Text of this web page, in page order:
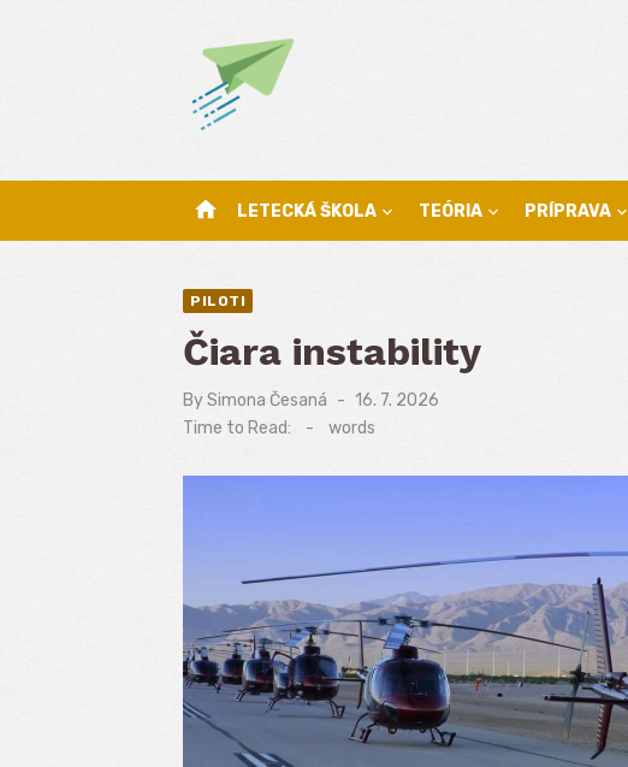
home LETECKÁ ŠKOLA TEÓRIA PRÍPRAVA
PILOTI
Čiara instability
BySimona Česaná
Posted
on
16. 7. 2026
Time to Read:
- words